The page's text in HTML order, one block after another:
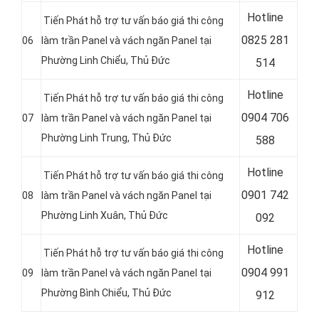
06
Tiến Phát hỗ trợ tư vấn báo giá thi công
làm trần Panel và vách ngăn Panel tại
Phường Linh Chiểu, Thủ Đức
Hotline
0825 281
514
07
Tiến Phát hỗ trợ tư vấn báo giá thi công
làm trần Panel và vách ngăn Panel tại
Phường Linh Trung, Thủ Đức
Hotline
0904 706
588
08
Tiến Phát hỗ trợ tư vấn báo giá thi công
làm trần Panel và vách ngăn Panel tại
Phường Linh Xuân, Thủ Đức
Hotline
0901 742
092
09
Tiến Phát hỗ trợ tư vấn báo giá thi công
làm trần Panel và vách ngăn Panel tại
Phường Bình Chiểu, Thủ Đức
Hotline
0904 991
912